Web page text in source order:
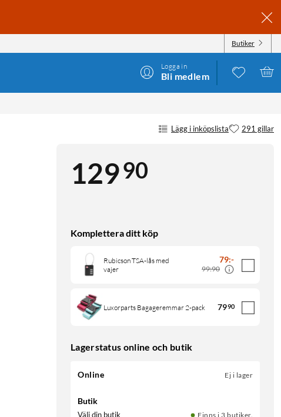
Butiker
Logga in
Bli medlem
Lägg i inköpslista 291 gillar
12990
Komplettera ditt köp
Rubicson TSA-lås med
vajer
79:-
99:90
Luxorparts Bagageremmar 2-pack 7990
Lagerstatus online och butik
Online Ej i lager
Butik
Välj din butik Finns i 3 butiker.